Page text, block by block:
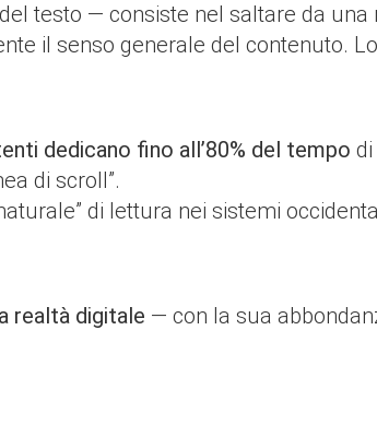
testo — consiste nel saltare da una
il senso generale del contenuto.
dedicano fino all’80% del tempo
di scroll”.
di lettura nei sistemi
realtà digitale — con la sua